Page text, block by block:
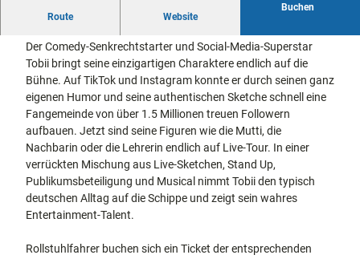
Musee
n,
Galeri
en und
Sonde
rausst
ellung
en
Street
Art
Bühne
Gärten
fahren in
Kassel
Wandern
im
Grünen
Stadtführungen
Kassel
mit
Kindern
Gastronomie
und
Shopping
Unterkünfte
Route Website
Buchen
Tobii Live Mutti & Friends
Der Comedy-Senkrechtstarter und Social-Media-Superstar
Tobii bringt seine einzigartigen Charaktere endlich auf die
Bühne. Auf TikTok und Instagram konnte er durch seinen ganz
eigenen Humor und seine authentischen Sketche schnell eine
Fangemeinde von über 1.5 Millionen treuen Followern
aufbauen. Jetzt sind seine Figuren wie die Mutti, die
Nachbarin oder die Lehrerin endlich auf Live-Tour. In einer
verrückten Mischung aus Live-Sketchen, Stand Up,
Publikumsbeteiligung und Musical nimmt Tobii den typisch
deutschen Alltag auf die Schippe und zeigt sein wahres
Entertainment-Talent.
Rollstuhlfahrer buchen sich ein Ticket der entsprechenden